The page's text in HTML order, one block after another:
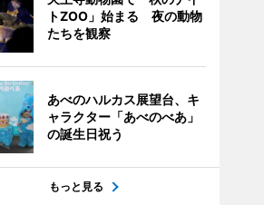
トZOO」始まる 夜の動物
たちを観察
あべのハルカス展望台、キ
ャラクター「あべのべあ」
の誕生日祝う
もっと見る